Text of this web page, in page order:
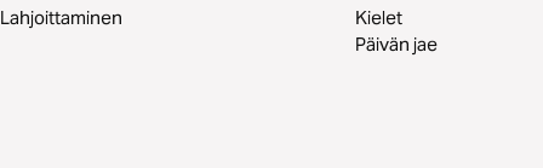
Lahjoittaminen
Kielet
Päivän jae